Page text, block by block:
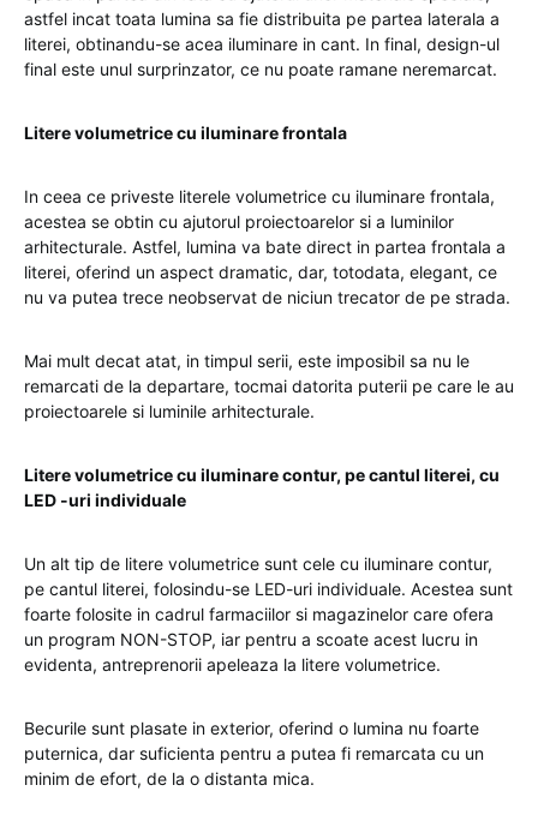
astfel incat toata lumina sa fie distribuita pe partea laterala a
literei, obtinandu-se acea iluminare in cant. In final, design-ul
final este unul surprinzator, ce nu poate ramane neremarcat.
Litere volumetrice cu iluminare frontala
In ceea ce priveste literele volumetrice cu iluminare frontala,
acestea se obtin cu ajutorul proiectoarelor si a luminilor
arhitecturale. Astfel, lumina va bate direct in partea frontala a
literei, oferind un aspect dramatic, dar, totodata, elegant, ce
nu va putea trece neobservat de niciun trecator de pe strada.
Mai mult decat atat, in timpul serii, este imposibil sa nu le
remarcati de la departare, tocmai datorita puterii pe care le au
proiectoarele si luminile arhitecturale.
Litere volumetrice cu iluminare contur, pe cantul literei, cu
LED -uri individuale
Un alt tip de litere volumetrice sunt cele cu iluminare contur,
pe cantul literei, folosindu-se LED-uri individuale. Acestea sunt
foarte folosite in cadrul farmaciilor si magazinelor care ofera
un program NON-STOP, iar pentru a scoate acest lucru in
evidenta, antreprenorii apeleaza la litere volumetrice.
Becurile sunt plasate in exterior, oferind o lumina nu foarte
puternica, dar suficienta pentru a putea fi remarcata cu un
minim de efort, de la o distanta mica.